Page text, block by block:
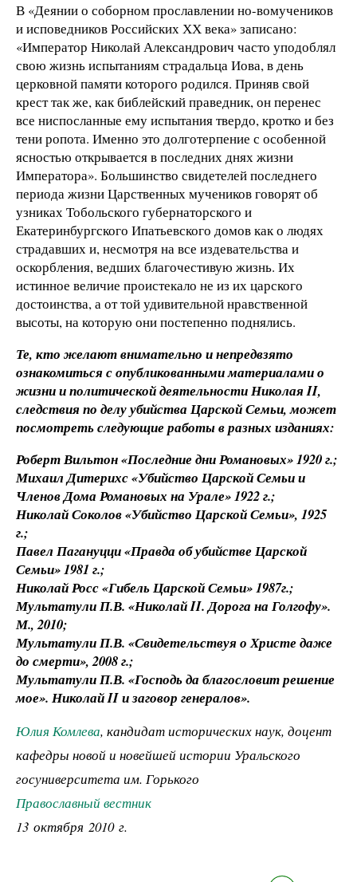
В «Деянии о соборном прославлении но-вомучеников
и исповедников Российских ХХ века» записано:
«Император Николай Александрович часто уподоблял
свою жизнь испытаниям страдальца Иова, в день
церковной памяти которого родился. Приняв свой
крест так же, как библейский праведник, он перенес
все ниспосланные ему испытания твердо, кротко и без
тени ропота. Именно это долготерпение с особенной
ясностью открывается в последних днях жизни
Императора». Большинство свидетелей последнего
периода жизни Царственных мучеников говорят об
узниках Тобольского губернаторского и
Екатеринбургского Ипатьевского домов как о людях
страдавших и, несмотря на все издевательства и
оскорбления, ведших благочестивую жизнь. Их
истинное величие проистекало не из их царского
достоинства, а от той удивительной нравственной
высоты, на которую они постепенно поднялись.
Те, кто желают внимательно и непредвзято
ознакомиться с опубликованными материалами о
жизни и политической деятельности Николая II,
следствия по делу убийства Царской Семьи, может
посмотреть следующие работы в разных изданиях:
Роберт Вильтон «Последние дни Романовых» 1920 г.;
Михаил Дитерихс «Убийство Царской Семьи и
Членов Дома Романовых на Урале» 1922 г.;
Николай Соколов «Убийство Царской Семьи», 1925
г.;
Павел Пагануцци «Правда об убийстве Царской
Семьи» 1981 г.;
Николай Росс «Гибель Царской Семьи» 1987г.;
Мультатули П.В. «Николай II. Дорога на Голгофу».
М., 2010;
Мультатули П.В. «Свидетельствуя о Христе даже
до смерти», 2008 г.;
Мультатули П.В. «Господь да благословит решение
мое». Николай II и заговор генералов».
Юлия Комлева, кандидат исторических наук, доцент
кафедры новой и новейшей истории Уральского
госуниверситета им. Горького
Православный вестник
13 октября 2010 г.